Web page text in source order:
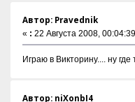
Автор: Pravednik
« : 22 Августа 2008,
Играю в Викторину.... ну
Автор: niXonbI4